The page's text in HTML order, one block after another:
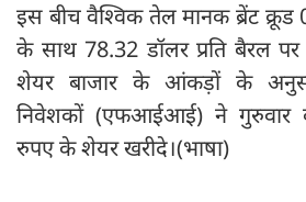
इस बीच वैश्विक तेल मानक ब्रेंट क्रूड
के साथ 78.32 डॉलर प्रति बैरल पर
शेयर बाजार के आंकड़ों के
निवेशकों (एफआईआई) ने गुरुवार
रुपए के शेयर खरीदे।(भाषा)